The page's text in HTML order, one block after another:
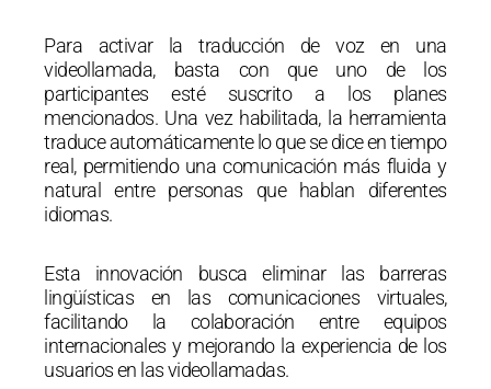
Para activar la traducción de voz en una
videollamada, basta con que uno de los
participantes esté suscrito a los planes
mencionados. Una vez habilitada, la herramienta
traduce automáticamente lo que se dice en tiempo
real, permitiendo una comunicación más fluida y
natural entre personas que hablan diferentes
idiomas.
Esta innovación busca eliminar las barreras
lingüísticas en las comunicaciones virtuales,
facilitando la colaboración entre equipos
internacionales y mejorando la experiencia de los
usuarios en las videollamadas.